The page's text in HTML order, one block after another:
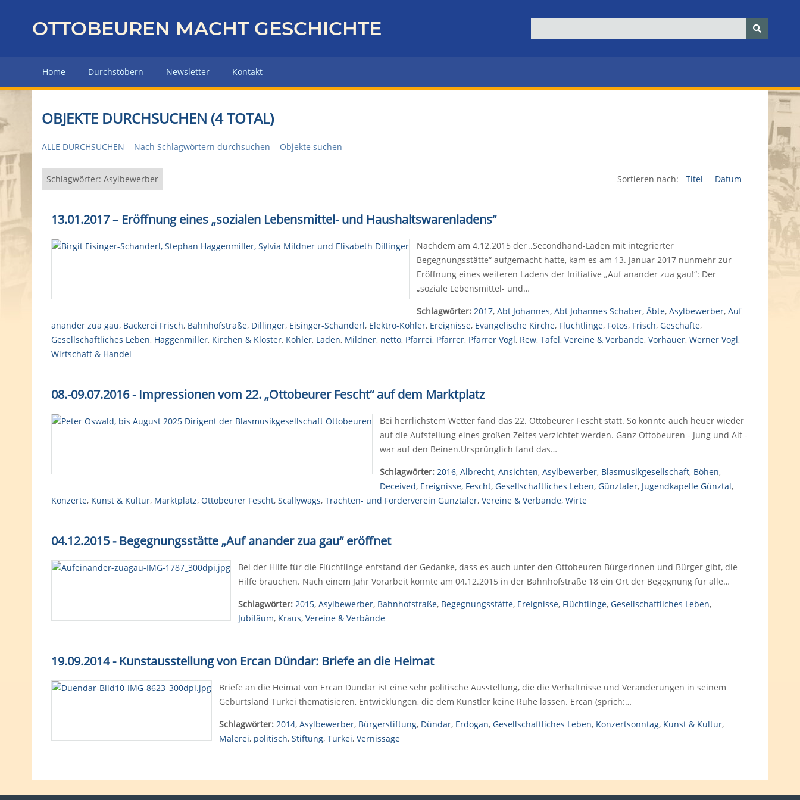
z
r
H
u
p
e
OTTOBEUREN MACHT GESCHICHTE
Home Durchstöbern Newsletter Kontakt
OBJEKTE DURCHSUCHEN (4 TOTAL)
ALLE DURCHSUCHEN Nach Schlagwörtern durchsuchen Objekte suchen
Schlagwörter: Asylbewerber Sortieren nach: Titel Datum
13.01.2017 – Eröffnung eines „sozialen Lebensmittel- und Haushaltswarenladens“
Nachdem am 4.12.2015 der „Secondhand-Laden mit integrierter
Begegnungsstätte“ aufgemacht hatte, kam es am 13. Januar 2017 nunmehr zur
Eröffnung eines weiteren Ladens der Initiative „Auf anander zua gau!“: Der
„soziale Lebensmittel- und…
Schlagwörter: 2017, Abt Johannes, Abt Johannes Schaber, Äbte, Asylbewerber, Auf
anander zua gau, Bäckerei Frisch, Bahnhofstraße, Dillinger, Eisinger-Schanderl, Elektro-Kohler, Ereignisse, Evangelische Kirche, Flüchtlinge, Fotos, Frisch, Geschäfte,
Gesellschaftliches Leben, Haggenmiller, Kirchen & Kloster, Kohler, Laden, Mildner, netto, Pfarrei, Pfarrer, Pfarrer Vogl, Rew, Tafel, Vereine & Verbände, Vorhauer, Werner Vogl,
Wirtschaft & Handel
08.-09.07.2016 - Impressionen vom 22. „Ottobeurer Fescht“ auf dem Marktplatz
Bei herrlichstem Wetter fand das 22. Ottobeurer Fescht statt. So konnte auch heuer wieder
auf die Aufstellung eines großen Zeltes verzichtet werden. Ganz Ottobeuren - Jung und Alt -
war auf den Beinen.Ursprünglich fand das…
Schlagwörter: 2016, Albrecht, Ansichten, Asylbewerber, Blasmusikgesellschaft, Böhen,
Deceived, Ereignisse, Fescht, Gesellschaftliches Leben, Günztaler, Jugendkapelle Günztal,
Konzerte, Kunst & Kultur, Marktplatz, Ottobeurer Fescht, Scallywags, Trachten- und Förderverein Günztaler, Vereine & Verbände, Wirte
04.12.2015 - Begegnungsstätte „Auf anander zua gau“ eröffnet
Bei der Hilfe für die Flüchtlinge entstand der Gedanke, dass es auch unter den Ottobeuren Bürgerinnen und Bürger gibt, die
Hilfe brauchen. Nach einem Jahr Vorarbeit konnte am 04.12.2015 in der Bahnhofstraße 18 ein Ort der Begegnung für alle…
Schlagwörter: 2015, Asylbewerber, Bahnhofstraße, Begegnungsstätte, Ereignisse, Flüchtlinge, Gesellschaftliches Leben,
Jubiläum, Kraus, Vereine & Verbände
19.09.2014 - Kunstausstellung von Ercan Dündar: Briefe an die Heimat
Briefe an die Heimat von Ercan Dündar ist eine sehr politische Ausstellung, die die Verhältnisse und Veränderungen in seinem
Geburtsland Türkei thematisieren, Entwicklungen, die dem Künstler keine Ruhe lassen. Ercan (sprich:…
Schlagwörter: 2014, Asylbewerber, Bürgerstiftung, Dündar, Erdogan, Gesellschaftliches Leben, Konzertsonntag, Kunst & Kultur,
Malerei, politisch, Stiftung, Türkei, Vernissage